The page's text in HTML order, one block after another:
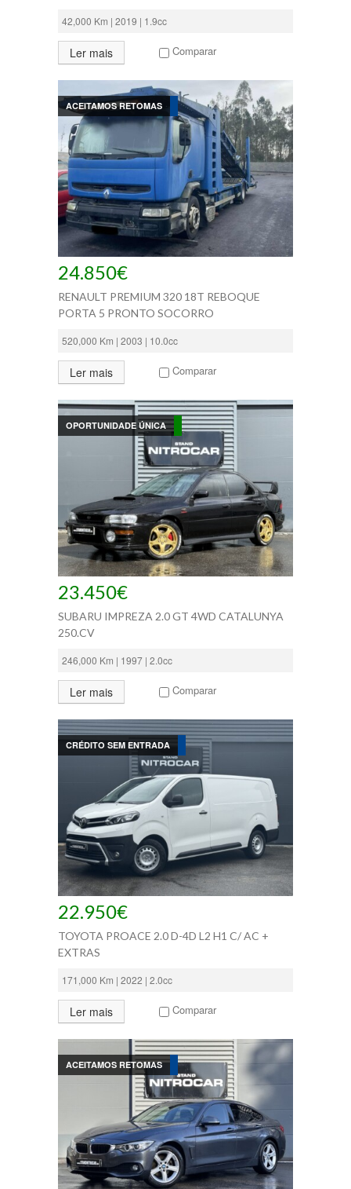
42,000 Km | 2019 | 1.9cc
Ler mais Comparar
ACEITAMOS RETOMAS
24.850€
RENAULT PREMIUM 320 18T REBOQUE
PORTA 5 PRONTO SOCORRO
520,000 Km | 2003 | 10.0cc
Ler mais Comparar
OPORTUNIDADE ÚNICA
23.450€
SUBARU IMPREZA 2.0 GT 4WD CATALUNYA
250.CV
246,000 Km | 1997 | 2.0cc
Ler mais Comparar
CRÉDITO SEM ENTRADA
22.950€
TOYOTA PROACE 2.0 D-4D L2 H1 C/ AC +
EXTRAS
171,000 Km | 2022 | 2.0cc
Ler mais Comparar
ACEITAMOS RETOMAS